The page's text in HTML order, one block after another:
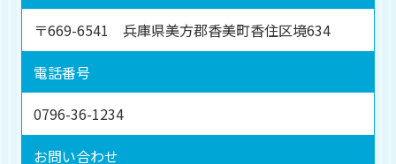
〒669-6541 兵庫県美方郡香美町香住区境634
電話番号
0796-36-1234
お問い合わせ